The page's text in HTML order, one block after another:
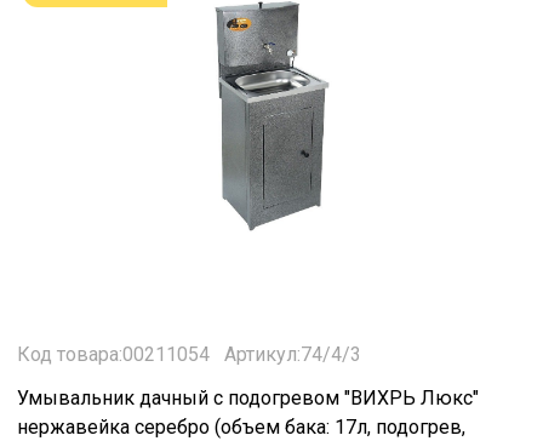
Код товара:00211054
Артикул:74/4/3
Умывальник дачный с подогревом "ВИХРЬ Люкс"
нержавейка серебро (объем бака: 17л, подогрев,